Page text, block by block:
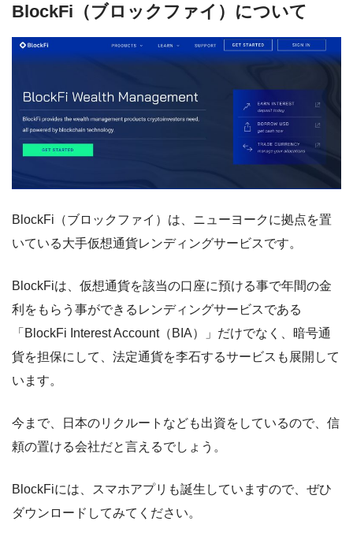
BlockFi（ブロックファイ）について
BlockFi（ブロックファイ）は、ニューヨークに拠点を置
いている大手仮想通貨レンディングサービスです。
BlockFiは、仮想通貨を該当の口座に預ける事で年間の金
利をもらう事ができるレンディングサービスである
「BlockFi Interest Account（BIA）」だけでなく、暗号通
貨を担保にして、法定通貨を李石するサービスも展開して
います。
今まで、日本のリクルートなども出資をしているので、信
頼の置ける会社だと言えるでしょう。
BlockFiには、スマホアプリも誕生していますので、ぜひ
ダウンロードしてみてください。